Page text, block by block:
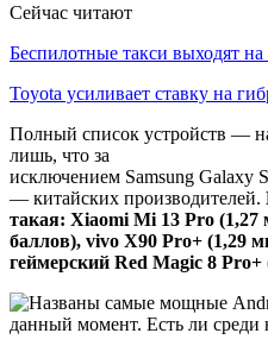
Сейчас читают
Беспилотные такси выходят
Toyota усиливает ставку на
Полный список устройств —
лишь, что за
исключением Samsung Galaxy
— китайских производителей.
такая: Xiaomi Mi 13 Pro (1,27
баллов), vivo X90 Pro+ (1,29
геймерский Red Magic 8 Pro+